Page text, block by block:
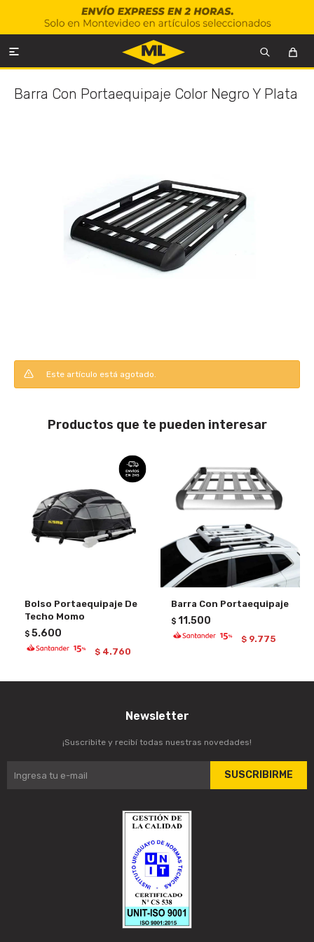

Barra Con Portaequipaje Color Negro Y Plata
Este artículo está agotado.
Productos que te pueden interesar
Bolso Portaequipaje De
Techo Momo
$ 5.600
$ 4.760
Barra Con Portaequipaje
$ 11.500
$ 9.775
Newsletter
¡Suscribite y recibí todas nuestras novedades!
SUSCRIBIRME